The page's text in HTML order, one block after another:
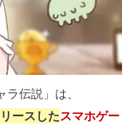
伝説」は、
ースしたスマホゲー